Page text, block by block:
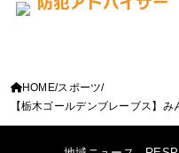
HOME スポーツ
【栃木ゴールデンブレーブス】